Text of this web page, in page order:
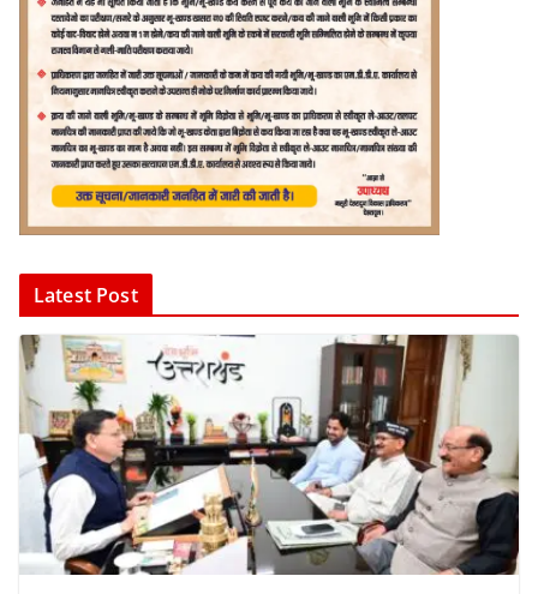
Latest Post